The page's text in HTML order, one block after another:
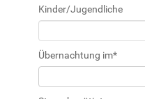
Kinder/Jugendliche
Übernachtung im*